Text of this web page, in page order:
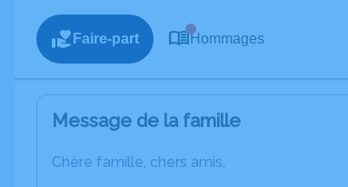
Faire-part Hommages
Message de la famille
Chère famille, chers amis,